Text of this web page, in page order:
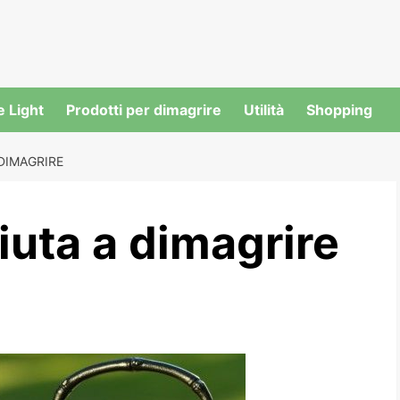
Light Prodotti per dimagrire Utilità Shopping
a dimagrire